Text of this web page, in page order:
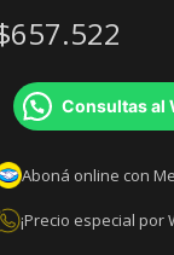
657.522
Consultas al
Aboná online con
¡Precio especial por